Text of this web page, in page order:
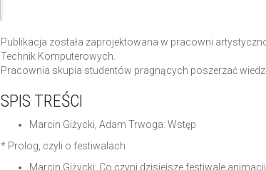
Publikacja została zaprojektowana w pracowni
Technik Komputerowych.
Pracownia skupia studentów pragnących poszerzać
SPIS TREŚCI
Marcin Giżycki, Adam Trwoga: Wstęp
* Prolog, czyli o festiwalach
Marcin Giżycki: Co czyni dzisiejsze festiwale